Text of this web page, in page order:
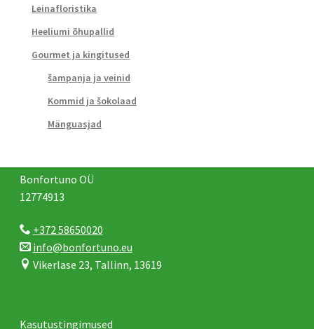
Leinafloristika
Heeliumi õhupallid
Gourmet ja kingitused
šampanja ja veinid
Kommid ja šokolaad
Mänguasjad
Bonfortuno OÜ
12774913
+372 58650020
info@bonfortuno.eu
Vikerlase 23, Tallinn, 13619
Kasutustingimused